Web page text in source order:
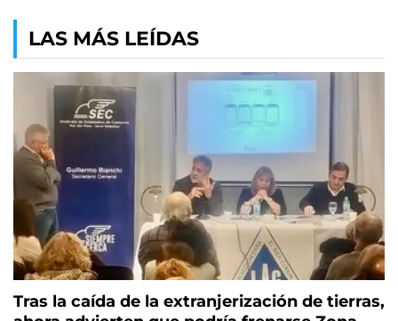
LAS MÁS LEÍDAS
Tras la caída de la extranjerización de tierras,